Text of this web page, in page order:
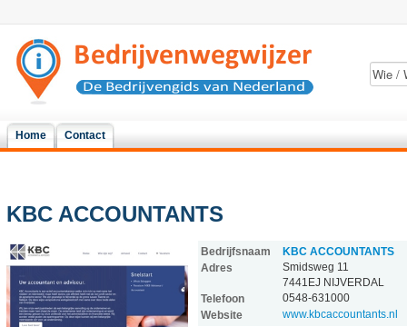
Home Contact
KBC ACCOUNTANTS
Bedrijfsnaam
KBC ACCOUNTANTS
Adres
Smidsweg 11
7441EJ NIJVERDAL
Telefoon
0548-631000
Website
www.kbcaccountants.nl